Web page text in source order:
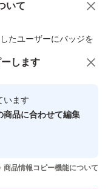
いて
たユーザーにバッジを
なユーザーです
させた実績があります
商品への質問
します
います
商品に合わせて編集
商品情報コピー機能について